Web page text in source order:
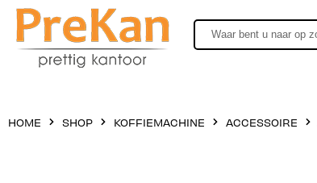
HOME SHOP KOFFIEMACHINE ACCESSOIRE